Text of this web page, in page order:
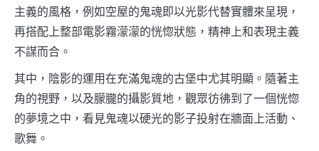
主義的風格，例如空屋的鬼魂即以光影代替實體來呈現，
再搭配上整部電影霧濛濛的恍惚狀態，精神上和表現主義
不謀而合。
其中，陰影的運用在充滿鬼魂的古堡中尤其明顯。隨著主
角的視野，以及朦朧的攝影質地，觀眾彷彿到了一個恍惚
的夢境之中，看見鬼魂以硬光的影子投射在牆面上活動、
歌舞。